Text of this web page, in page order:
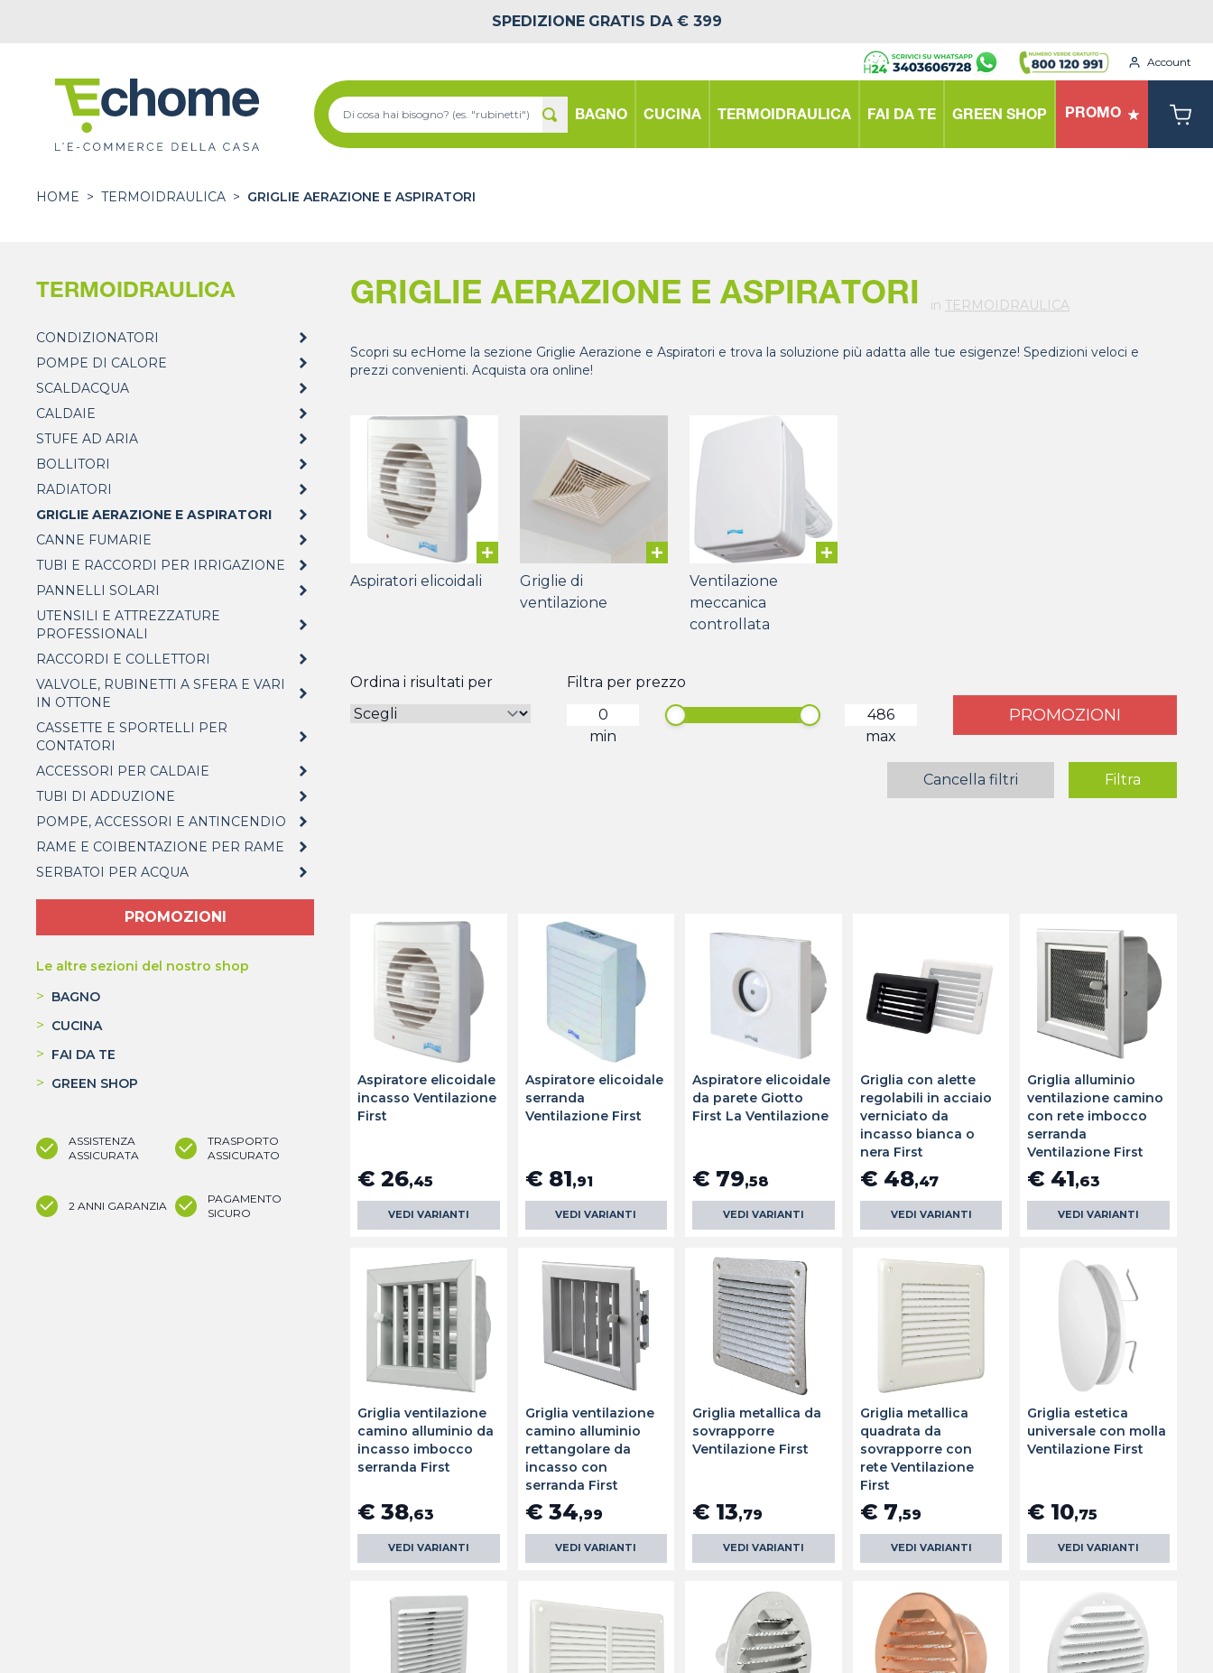
SPEDIZIONE GRATIS DA € 399
Account
BAGNO CUCINA TERMOIDRAULICA FAI DA TE GREEN SHOP PROMO
HOME > TERMOIDRAULICA > GRIGLIE AERAZIONE E ASPIRATORI
TERMOIDRAULICA
CONDIZIONATORI
POMPE DI CALORE
SCALDACQUA
CALDAIE
STUFE AD ARIA
BOLLITORI
RADIATORI
GRIGLIE AERAZIONE E ASPIRATORI
CANNE FUMARIE
TUBI E RACCORDI PER IRRIGAZIONE
PANNELLI SOLARI
UTENSILI E ATTREZZATURE
PROFESSIONALI
RACCORDI E COLLETTORI
VALVOLE, RUBINETTI A SFERA E VARI
IN OTTONE
CASSETTE E SPORTELLI PER
CONTATORI
ACCESSORI PER CALDAIE
TUBI DI ADDUZIONE
POMPE, ACCESSORI E ANTINCENDIO
RAME E COIBENTAZIONE PER RAME
SERBATOI PER ACQUA
PROMOZIONI
Le altre sezioni del nostro shop
> BAGNO
> CUCINA
> FAI DA TE
> GREEN SHOP
ASSISTENZA
ASSICURATA
TRASPORTO
ASSICURATO
2 ANNI GARANZIA
PAGAMENTO
SICURO
GRIGLIE AERAZIONE E ASPIRATORI in TERMOIDRAULICA
Scopri su ecHome la sezione Griglie Aerazione e Aspiratori e trova la soluzione più adatta alle tue esigenze! Spedizioni veloci e
prezzi convenienti. Acquista ora online!
Aspiratori elicoidali
Griglie di
ventilazione
Ventilazione
meccanica
controllata
Ordina i risultati per Filtra per prezzo
min max
PROMOZIONI
Cancella filtri Filtra
Aspiratore elicoidale
incasso Ventilazione
First
€ 26,45
VEDI VARIANTI
Aspiratore elicoidale
serranda
Ventilazione First
€ 81,91
VEDI VARIANTI
Aspiratore elicoidale
da parete Giotto
First La Ventilazione
€ 79,58
VEDI VARIANTI
Griglia con alette
regolabili in acciaio
verniciato da
incasso bianca o
nera First
€ 48,47
VEDI VARIANTI
Griglia alluminio
ventilazione camino
con rete imbocco
serranda
Ventilazione First
€ 41,63
VEDI VARIANTI
Griglia ventilazione
camino alluminio da
incasso imbocco
serranda First
€ 38,63
VEDI VARIANTI
Griglia ventilazione
camino alluminio
rettangolare da
incasso con
serranda First
€ 34,99
VEDI VARIANTI
Griglia metallica da
sovrapporre
Ventilazione First
€ 13,79
VEDI VARIANTI
Griglia metallica
quadrata da
sovrapporre con
rete Ventilazione
First
€ 7,59
VEDI VARIANTI
Griglia estetica
universale con molla
Ventilazione First
€ 10,75
VEDI VARIANTI